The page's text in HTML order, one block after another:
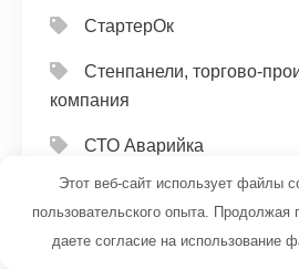
СтартерОк
Стенпанели, торгово-
компания
СТО Аварийка
СТО ИП Лямин В. Ю.
Страница 1
Этот веб-сайт использует файлы
пользовательского опыта. Продолжая
даете согласие на использование